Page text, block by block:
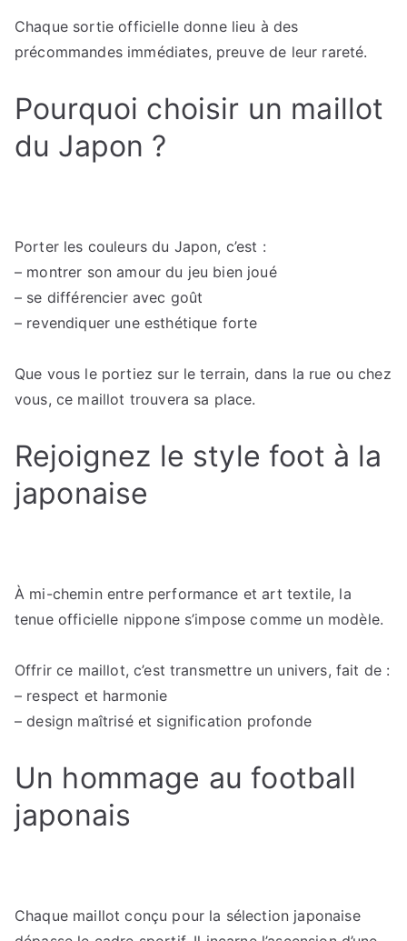
Chaque sortie officielle donne lieu à des
précommandes immédiates, preuve de leur rareté.
Pourquoi choisir un maillot
du Japon ?
Porter les couleurs du Japon, c’est :
– montrer son amour du jeu bien joué
– se différencier avec goût
– revendiquer une esthétique forte
Que vous le portiez sur le terrain, dans la rue ou chez
vous, ce maillot trouvera sa place.
Rejoignez le style foot à la
japonaise
À mi-chemin entre performance et art textile, la
tenue officielle nippone s’impose comme un modèle.
Offrir ce maillot, c’est transmettre un univers, fait de :
– respect et harmonie
– design maîtrisé et signification profonde
Un hommage au football
japonais
Chaque maillot conçu pour la sélection japonaise